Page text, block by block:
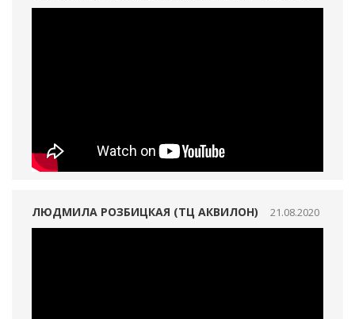
ЛЮДМИЛА РОЗБИЦКАЯ (ТЦ АКВИЛОН) 21.08.2020